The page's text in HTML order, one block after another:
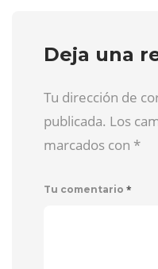
Deja una
Tu dirección de
publicada. Los
marcados con *
Tu comentario *